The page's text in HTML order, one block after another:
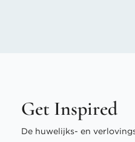
Get Inspired
De huwelijks- en